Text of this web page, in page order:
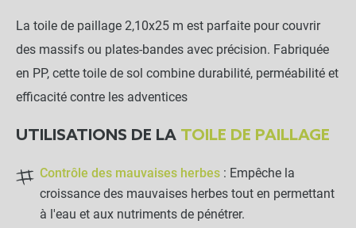
La toile de paillage 2,10x25 m est parfaite pour couvrir
des massifs ou plates-bandes avec précision. Fabriquée
en PP, cette toile de sol combine durabilité, perméabilité et
efficacité contre les adventices
UTILISATIONS DE LA TOILE DE PAILLAGE
Contrôle des mauvaises herbes : Empêche la
croissance des mauvaises herbes tout en permettant
à l'eau et aux nutriments de pénétrer.